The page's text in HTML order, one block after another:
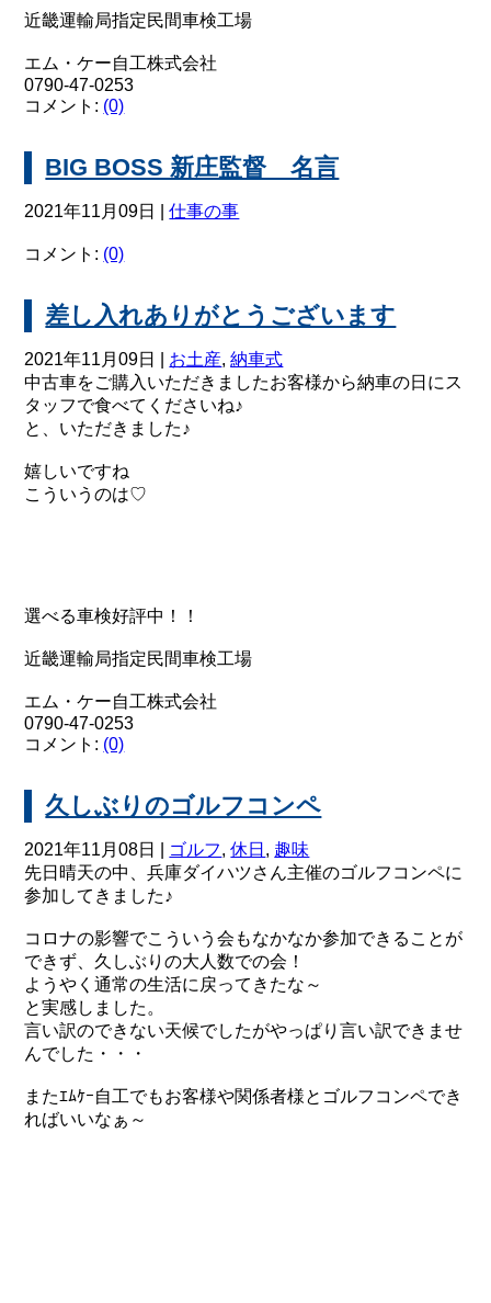
近畿運輸局指定民間車検工場
エム・ケー自工株式会社
0790-47-0253
コメント: (0)
BIG BOSS 新庄監督 名言
2021年11月09日 |仕事の事
コメント: (0)
差し入れありがとうございます
2021年11月09日 | お土産,納車式
中古車をご購入いただきましたお客様から納車の日にス
タッフで食べてくださいね♪
と、いただきました♪
嬉しいですね
こういうのは♡
選べる車検好評中！！
近畿運輸局指定民間車検工場
エム・ケー自工株式会社
0790-47-0253
コメント: (0)
久しぶりのゴルフコンペ
2021年11月08日 | ゴルフ,休日 , 趣味
先日晴天の中、兵庫ダイハツさん主催のゴルフコンペに
参加してきました♪
コロナの影響でこういう会もなかなか参加できることが
できず、久しぶりの大人数での会！
ようやく通常の生活に戻ってきたな～
と実感しました。
言い訳のできない天候でしたがやっぱり言い訳できませ
んでした・・・
またｴﾑｹｰ自工でもお客様や関係者様とゴルフコンペでき
ればいいなぁ～